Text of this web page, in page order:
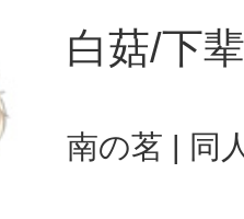
白菇/下
南の茗 | 同